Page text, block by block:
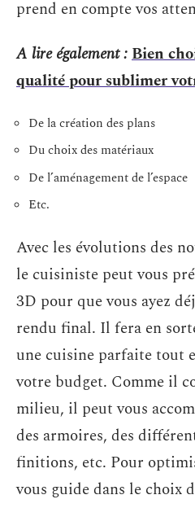
prend en compte vos
A lire également :Bien
qualité pour sublimer
De la création des plans
Du choix des matériaux
De l’aménagement de l’espace
Etc.
Avec les évolutions des
le cuisiniste peut vous
3D pour que vous ayez
rendu final. Il fera en
une cuisine parfaite tout
votre budget. Comme il
milieu, il peut vous
des armoires, des
finitions, etc. Pour
vous guide dans le choix